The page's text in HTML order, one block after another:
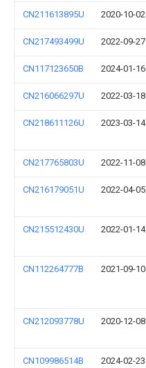
CN211613895U 2020-10-02
CN217493499U 2022-09-27
CN117123650B 2024-01-16
CN216066297U 2022-03-18
CN218611126U 2023-03-14
CN217765803U 2022-11-08
CN216179051U 2022-04-05
CN215512430U 2022-01-14
CN112264777B 2021-09-10
CN212093778U 2020-12-08
CN109986514B 2024-02-23